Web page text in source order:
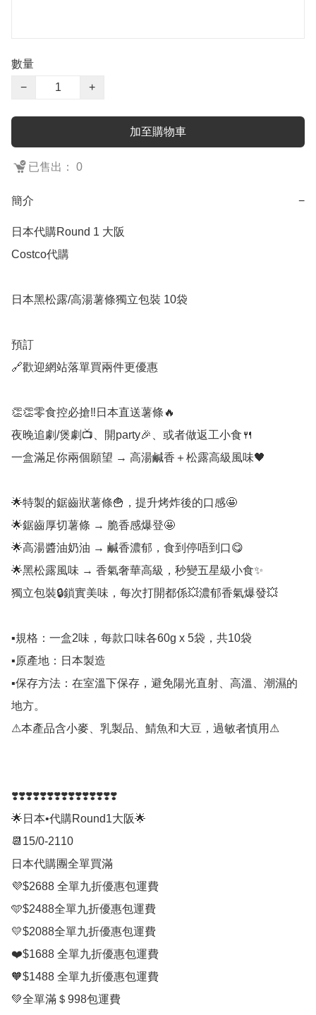
數量
−
+
加至購物車
已售出： 0
簡介 −
日本代購Round 1 大阪
Costco代購
日本黑松露/高湯薯條獨立包裝 10袋
預訂
🔗歡迎網站落單買兩件更優惠
👏👏零食控必搶‼日本直送薯條🔥
夜晚追劇/煲劇📺、開party🎉、或者做返工小食🍴
一盒滿足你兩個願望 → 高湯鹹香＋松露高級風味🖤
🌟特製的鋸齒狀薯條🍟，提升烤炸後的口感🤩
🌟鋸齒厚切薯條 → 脆香感爆登🤩
🌟高湯醬油奶油 → 鹹香濃郁，食到停唔到口😋
🌟黑松露風味 → 香氣奢華高級，秒變五星級小食✨
獨立包裝🔒鎖實美味，每次打開都係💥濃郁香氣爆發💥
▪規格：一盒2味，每款口味各60g x 5袋，共10袋
▪原產地：日本製造
▪保存方法：在室溫下保存，避免陽光直射、高溫、潮濕的
地方。
⚠本產品含小麥、乳製品、鯖魚和大豆，過敏者慎用⚠
❣️❣️❣️❣️❣️❣️❣️❣️❣️❣️❣️❣️❣️❣️❣️
🌟日本•代購Round1大阪🌟
📆15/0-2110
日本代購團全單買滿
💜$2688 全單九折優惠包運費
🩵$2488全單九折優惠包運費
💛$2088全單九折優惠包運費
❤️$1688 全單九折優惠包運費
🧡$1488 全單九折優惠包運費
💚全單滿＄998包運費